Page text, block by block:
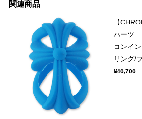
関連商品
【
ハーツ
コンイ
リング/
¥40,700